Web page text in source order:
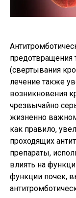
предотвращения
(свертывания
лечение также
возникновения
чрезвычайно
жизненно
как правило,
проходящих
препараты,
влиять на
функции почек,